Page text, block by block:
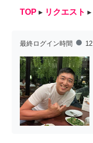
TOP ▸ リクエスト ▸
最終ログイン時間 fiber_manual_record